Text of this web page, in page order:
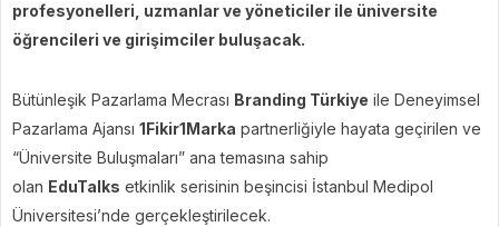
profesyonelleri, uzmanlar ve yöneticiler ile üniversite
öğrencileri ve girişimciler buluşacak.
Bütünleşik Pazarlama Mecrası Branding Türkiye ile Deneyimsel
Pazarlama Ajansı 1Fikir1Marka partnerliğiyle hayata geçirilen ve
“Üniversite Buluşmaları” ana temasına sahip
olan EduTalks etkinlik serisinin beşincisi İstanbul Medipol
Üniversitesi’nde gerçekleştirilecek.